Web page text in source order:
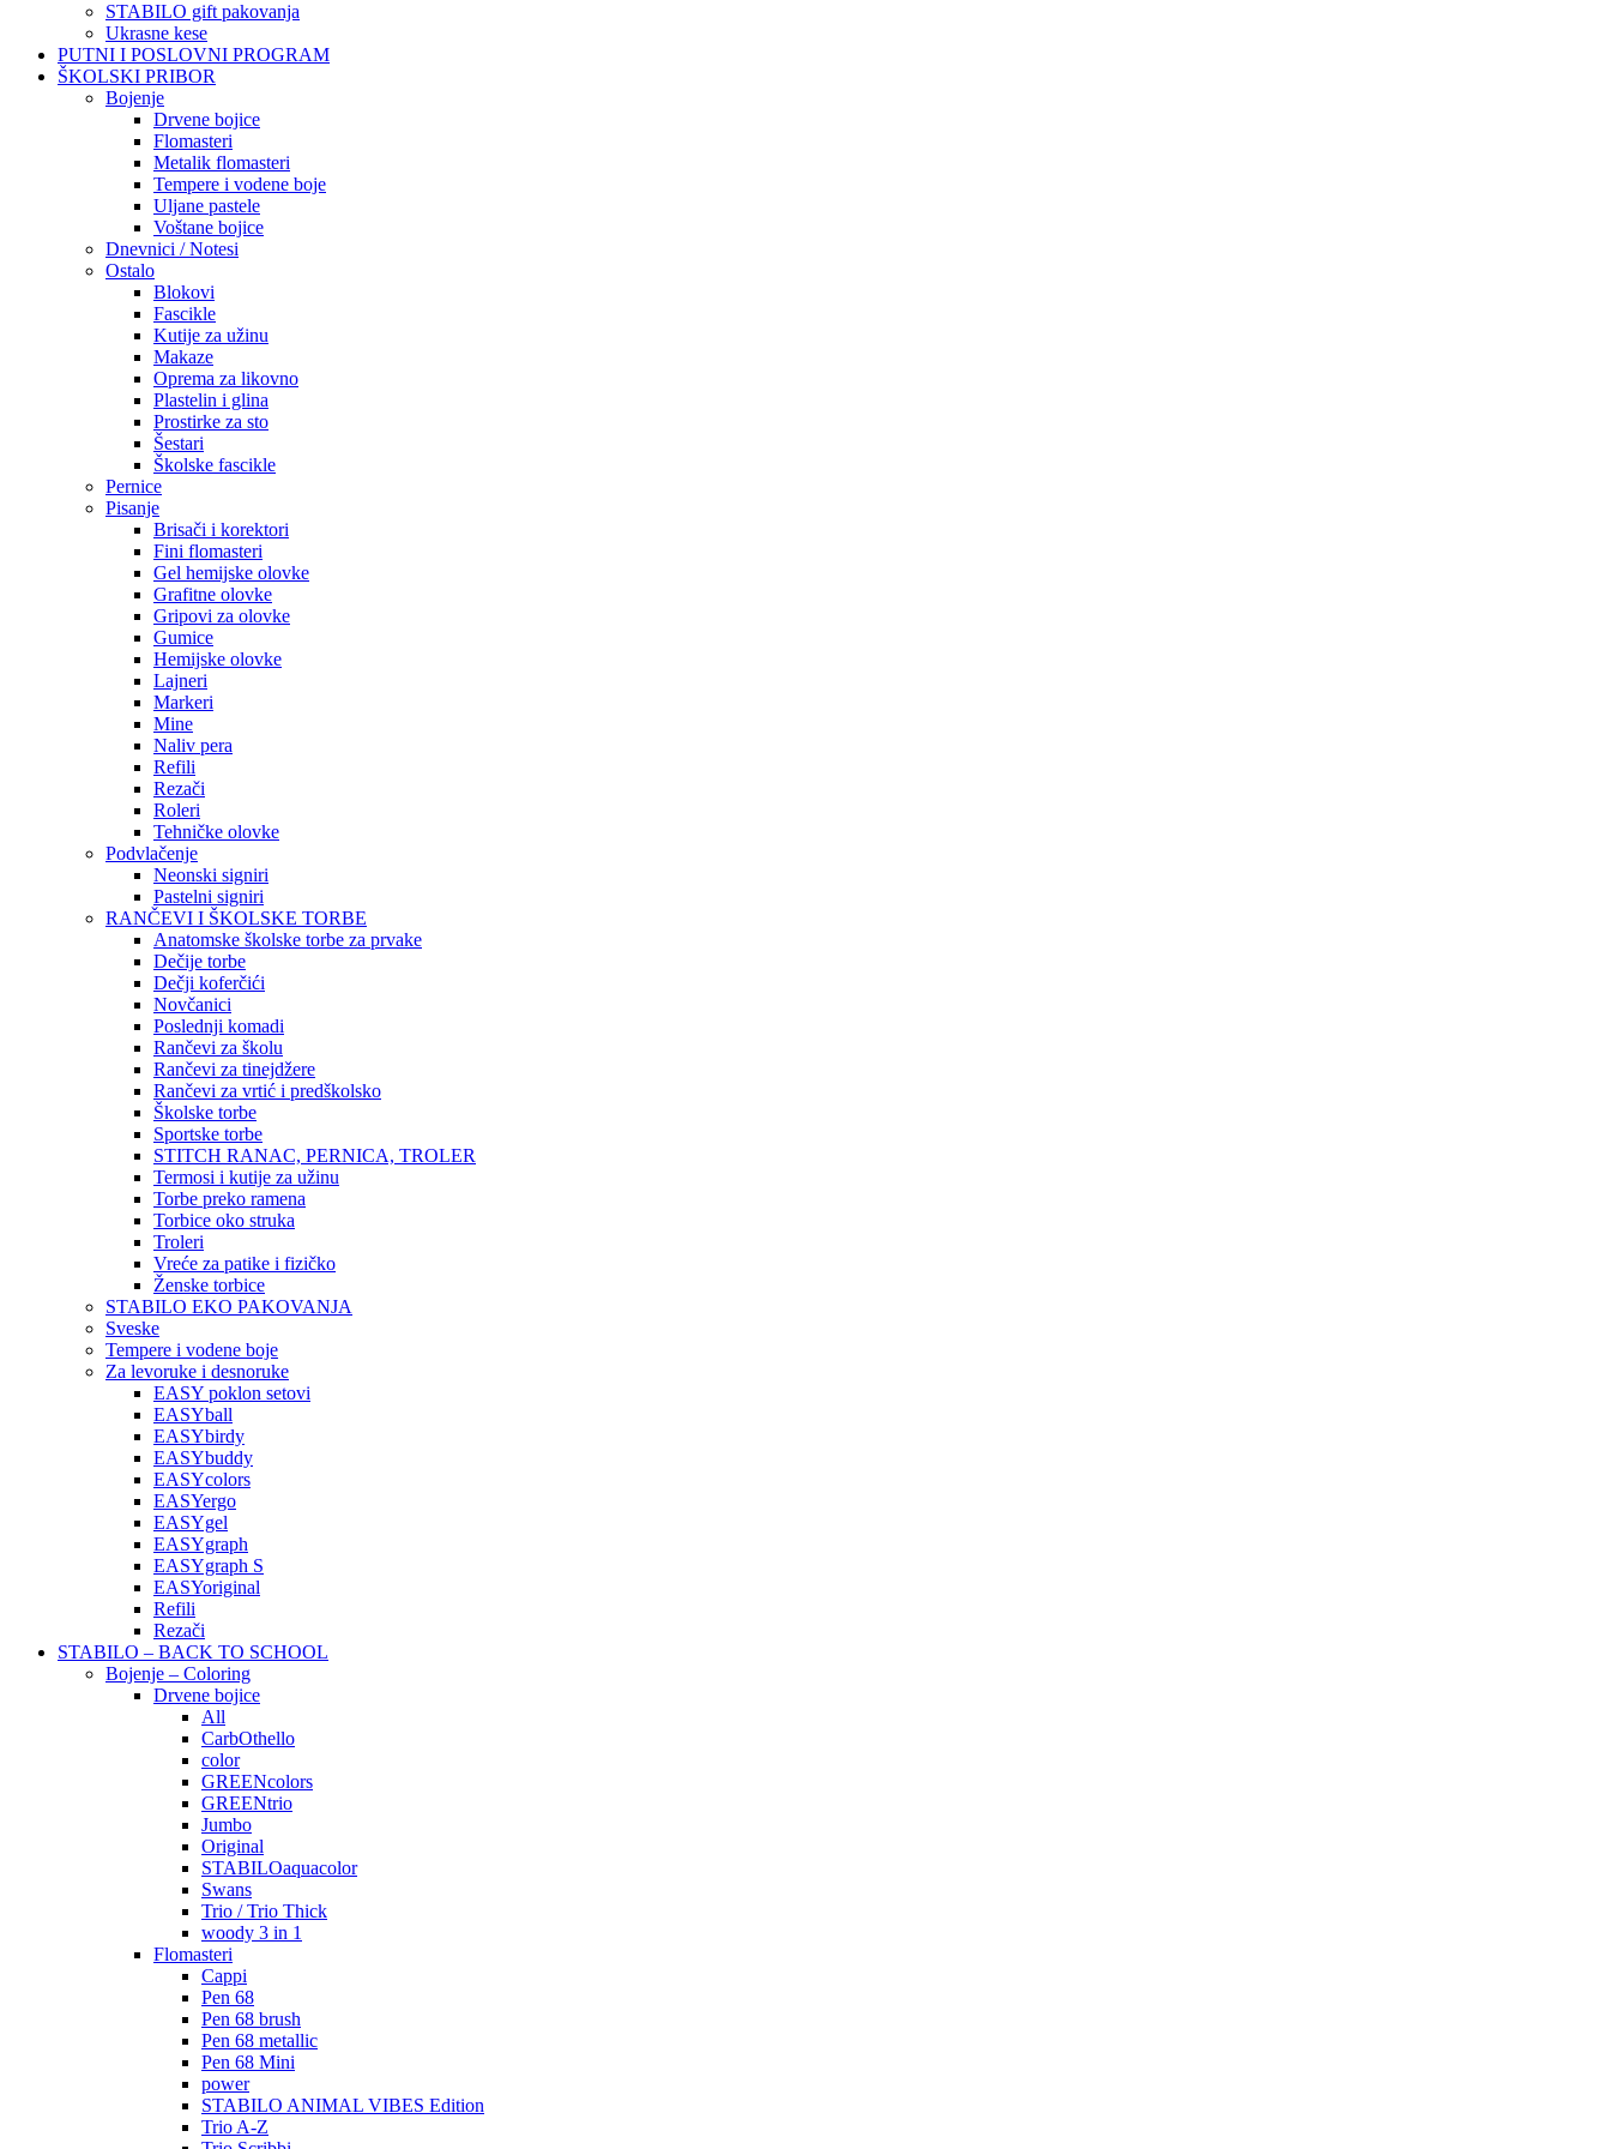
STABILO gift pakovanja
Ukrasne kese
PUTNI I POSLOVNI PROGRAM
ŠKOLSKI PRIBOR
Bojenje
Drvene bojice
Flomasteri
Metalik flomasteri
Tempere i vodene boje
Uljane pastele
Voštane bojice
Dnevnici / Notesi
Ostalo
Blokovi
Fascikle
Kutije za užinu
Makaze
Oprema za likovno
Plastelin i glina
Prostirke za sto
Šestari
Školske fascikle
Pernice
Pisanje
Brisači i korektori
Fini flomasteri
Gel hemijske olovke
Grafitne olovke
Gripovi za olovke
Gumice
Hemijske olovke
Lajneri
Markeri
Mine
Naliv pera
Refili
Rezači
Roleri
Tehničke olovke
Podvlačenje
Neonski signiri
Pastelni signiri
RANČEVI I ŠKOLSKE TORBE
Anatomske školske torbe za prvake
Dečije torbe
Dečji koferčići
Novčanici
Poslednji komadi
Rančevi za školu
Rančevi za tinejdžere
Rančevi za vrtić i predškolsko
Školske torbe
Sportske torbe
STITCH RANAC, PERNICA, TROLER
Termosi i kutije za užinu
Torbe preko ramena
Torbice oko struka
Troleri
Vreće za patike i fizičko
Ženske torbice
STABILO EKO PAKOVANJA
Sveske
Tempere i vodene boje
Za levoruke i desnoruke
EASY poklon setovi
EASYball
EASYbirdy
EASYbuddy
EASYcolors
EASYergo
EASYgel
EASYgraph
EASYgraph S
EASYoriginal
Refili
Rezači
STABILO – BACK TO SCHOOL
Bojenje – Coloring
Drvene bojice
All
CarbOthello
color
GREENcolors
GREENtrio
Jumbo
Original
STABILOaquacolor
Swans
Trio / Trio Thick
woody 3 in 1
Flomasteri
Cappi
Pen 68
Pen 68 brush
Pen 68 metallic
Pen 68 Mini
power
STABILO ANIMAL VIBES Edition
Trio A-Z